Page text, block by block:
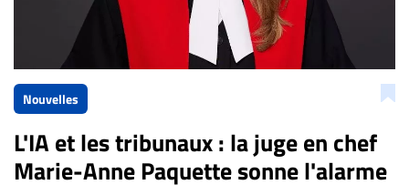
Nouvelles
L'IA et les tribunaux : la juge en chef
Marie-Anne Paquette sonne l'alarme